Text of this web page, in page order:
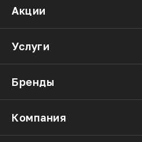
Акции
Услуги
Бренды
Компания